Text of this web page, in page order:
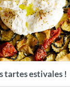
tartes estivales !